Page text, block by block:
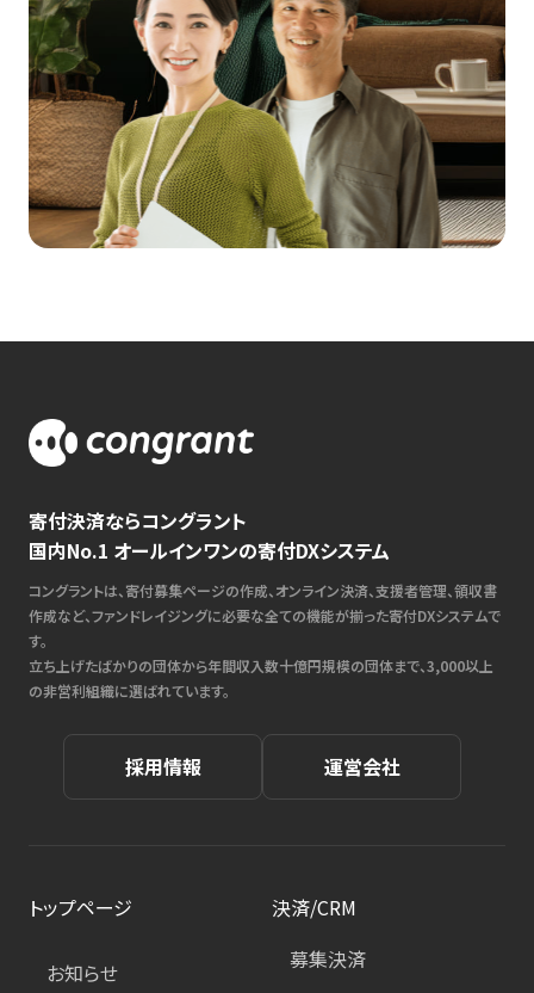
寄付決済ならコングラント
国内No.1 オールインワンの寄付DXシステム
コングラントは、寄付募集ページの作成、オンライン決済、支援者管理、領収書
作成など、ファンドレイジングに必要な全ての機能が揃った寄付DXシステムで
す。
立ち上げたばかりの団体から年間収入数十億円規模の団体まで、3,000以上
の非営利組織に選ばれています。
採用情報 運営会社
トップページ
お知らせ
決済/CRM
募集決済